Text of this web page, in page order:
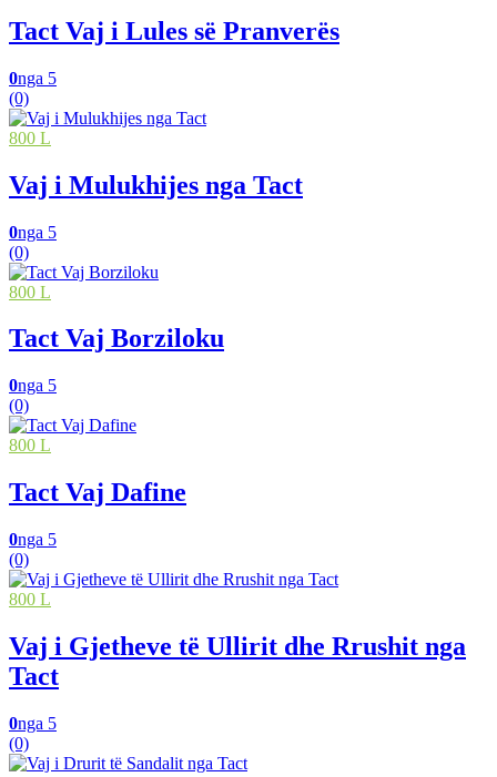
Tact Vaj i Lules së Pranverës
0nga 5
(0)
800 L
Vaj i Mulukhijes nga Tact
0nga 5
(0)
800 L
Tact Vaj Borziloku
0nga 5
(0)
800 L
Tact Vaj Dafine
0nga 5
(0)
800 L
Vaj i Gjetheve të Ullirit dhe Rrushit nga
Tact
0nga 5
(0)